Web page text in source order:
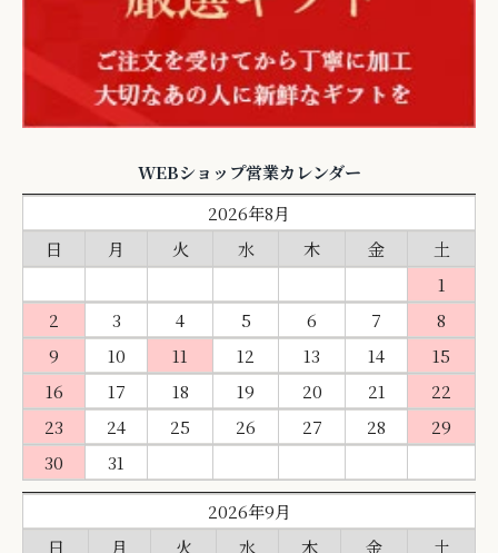
WEBショップ営業カレンダー
2026年8月
日
月 火 水 木 金
土
1
2
3 4 5 6 7
8
9
10 11 12 13 14
15
16
17 18 19 20 21
22
23
24 25 26 27 28
29
30
31
2026年9月
日
月 火 水 木 金
土